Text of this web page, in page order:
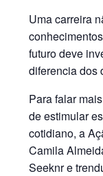
Uma carreira
futuro deve
diferencia dos
Para falar
de estimular
cotidiano, a
Camila
Seeknr e